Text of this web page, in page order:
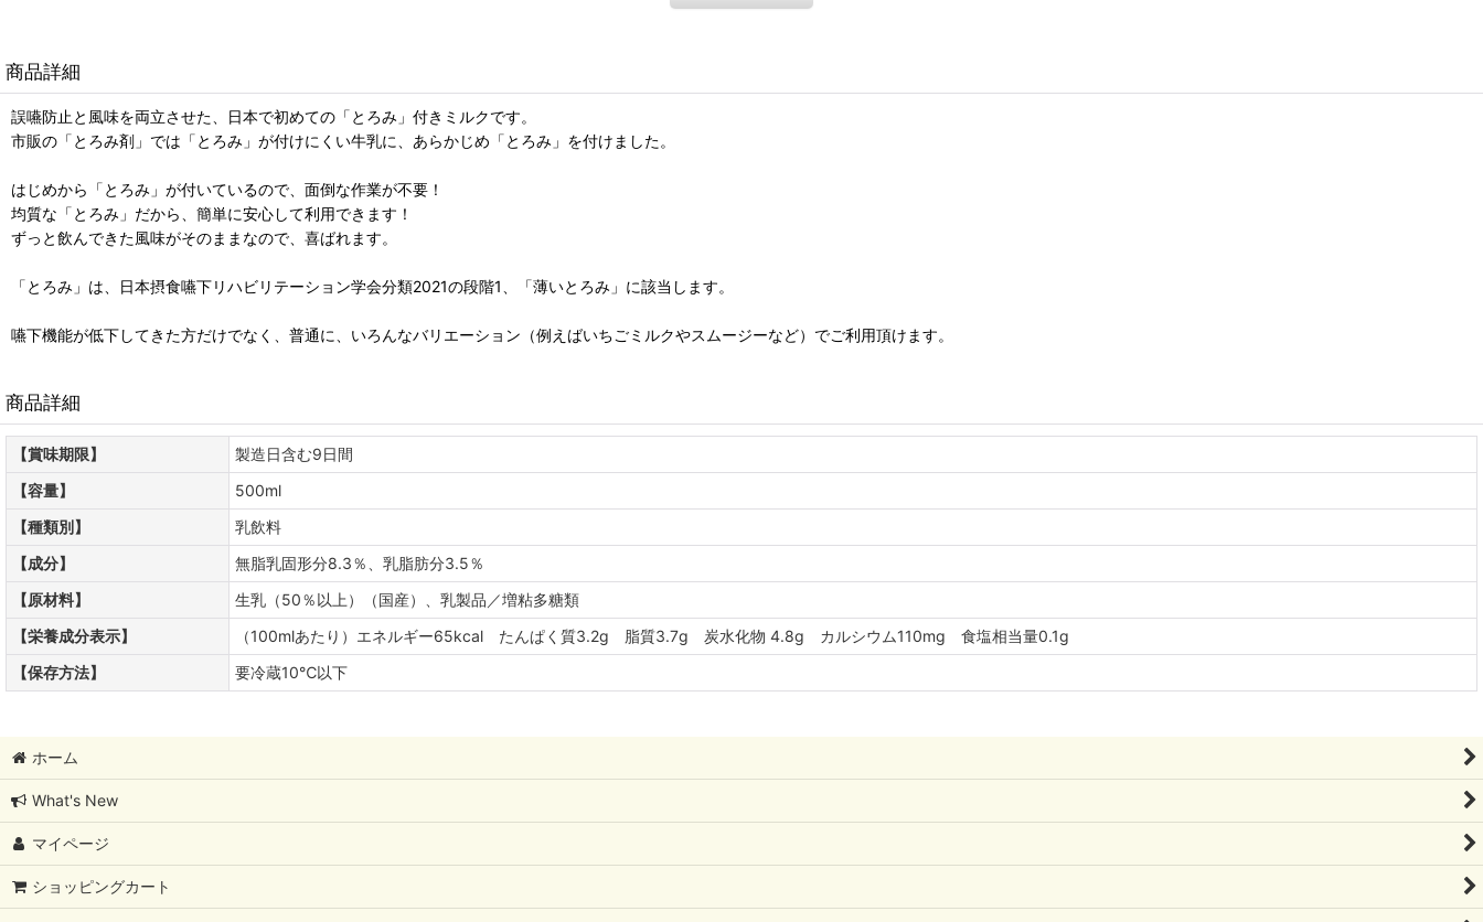
商品詳細
誤嚥防止と風味を両立させた、日本で初めての「とろみ」付きミルクです。
市販の「とろみ剤」では「とろみ」が付けにくい牛乳に、あらかじめ「とろみ」を付けました。
はじめから「とろみ」が付いているので、面倒な作業が不要！
均質な「とろみ」だから、簡単に安心して利用できます！
ずっと飲んできた風味がそのままなので、喜ばれます。
「とろみ」は、日本摂食嚥下リハビリテーション学会分類2021の段階1、「薄いとろみ」に該当します。
嚥下機能が低下してきた方だけでなく、普通に、いろんなバリエーション（例えばいちごミルクやスムージーなど）でご利用頂けます。
商品詳細
【賞味期限】
製造日含む9日間
【容量】
500ml
【種類別】
乳飲料
【成分】
無脂乳固形分8.3％、乳脂肪分3.5％
【原材料】
生乳（50％以上）（国産）、乳製品／増粘多糖類
【栄養成分表示】
（100mlあたり）エネルギー65kcal たんぱく質3.2g 脂質3.7g 炭水化物 4.8g カルシウム110mg 食塩相当量0.1g
【保存方法】
要冷蔵10℃以下
ホーム
What's New
マイページ
ショッピングカート